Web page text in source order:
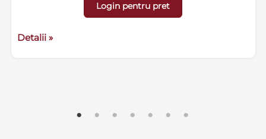
Login pentru pret
Detalii »